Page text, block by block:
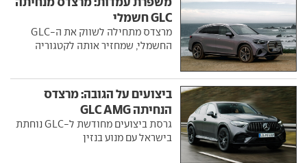
GLC חשמלי
מרצדס מתחילה לשווק את ה-GLC
החשמלי, שמחזיר אותה לקטגוריה
ביצועים על הגובה: מרצדס
הנחיתה GLC AMG
גרסת ביצועים מחודשת ל-GLC נוחתת
בישראל עם מנוע בנזין